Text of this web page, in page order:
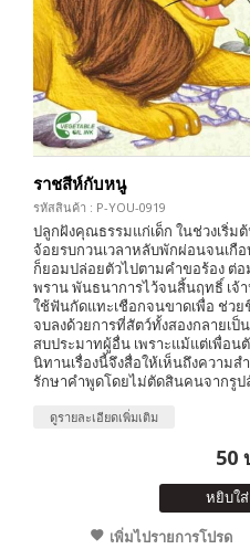
ราชสีห์กับหนู
รหัสสินค้า : P-YOU-0919
ปลูกฝังคุณธรรมแก่เด็ก ในช่วงเริ่ม
จ้อยรบกวนเวลาหลับพักผ่อนจนเกื
ก็ยอมปล่อยตัวไปตามคำขอร้อง ต่
พราน พันธนาการไว้จนสิ้นฤทธิ์ เ
ใช้ฟันกัดแทะเชือกจนขาดเพื่อ ช่วย
จบลงด้วยการที่สัตว์ทั้งสองกลายเ
สบประมาทผู้อื่น เพราะแม้แต่เพื่อน
นิทานเรื่องนี้จึงสื่อให้เห็นถึงความ
รักษาคำพูดโดยไม่ตัดสินคนจากรู
ดูรายละเอียดเพิ่มเติม
50
หยิบใ
เพิ่มไปรายการโปรด